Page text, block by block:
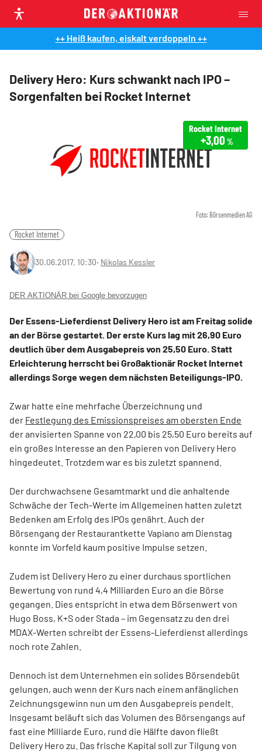
++ Heiß kaufen, eiskalt verdoppeln ++
Delivery Hero: Kurs schwankt nach IPO –
Sorgenfalten bei Rocket Internet
Foto: Börsenmedien AG
Rocket Internet
+3,00 %
Rocket Internet
30.06.2017, 10:30‧ Nikolas Kessler
DER AKTIONÄR bei Google bevorzugen
Der Essens-Lieferdienst Delivery Hero ist am Freitag solide
an der Börse gestartet. Der erste Kurs lag mit 26,90 Euro
deutlich über dem Ausgabepreis von 25,50 Euro. Statt
Erleichterung herrscht bei Großaktionär Rocket Internet
allerdings Sorge wegen dem nächsten Beteiligungs-IPO.
Zwar hatte eine mehrfache Überzeichnung und
der Festlegung des Emissionspreises am obersten Ende
der anvisierten Spanne von 22,00 bis 25,50 Euro bereits auf
ein großes Interesse an den Papieren von Delivery Hero
hingedeutet. Trotzdem war es bis zuletzt spannend.
Der durchwachsene Gesamtmarkt und die anhaltende
Schwäche der Tech-Werte im Allgemeinen hatten zuletzt
Bedenken am Erfolg des IPOs genährt. Auch der
Börsengang der Restaurantkette Vapiano am Dienstag
konnte im Vorfeld kaum positive Impulse setzen.
Zudem ist Delivery Hero zu einer durchaus sportlichen
Bewertung von rund 4,4 Milliarden Euro an die Börse
gegangen. Dies entspricht in etwa dem Börsenwert von
Hugo Boss, K+S oder Stada – im Gegensatz zu den drei
MDAX-Werten schreibt der Essens-Lieferdienst allerdings
noch rote Zahlen.
Dennoch ist dem Unternehmen ein solides Börsendebüt
gelungen, auch wenn der Kurs nach einem anfänglichen
Zeichnungsgewinn nun um den Ausgabepreis pendelt.
Insgesamt beläuft sich das Volumen des Börsengangs auf
fast eine Milliarde Euro, rund die Hälfte davon fließt
Delivery Hero zu. Das frische Kapital soll zur Tilgung von